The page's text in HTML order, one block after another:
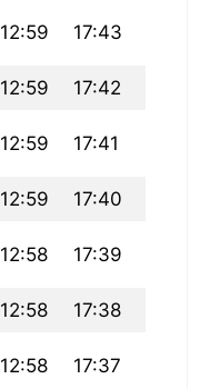
12:59 17:43
12:59 17:42
12:59 17:41
12:59 17:40
12:58 17:39
12:58 17:38
12:58 17:37